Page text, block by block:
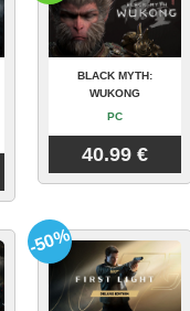
BLACK MYTH:
WUKONG
PC
40.99 €
-50%